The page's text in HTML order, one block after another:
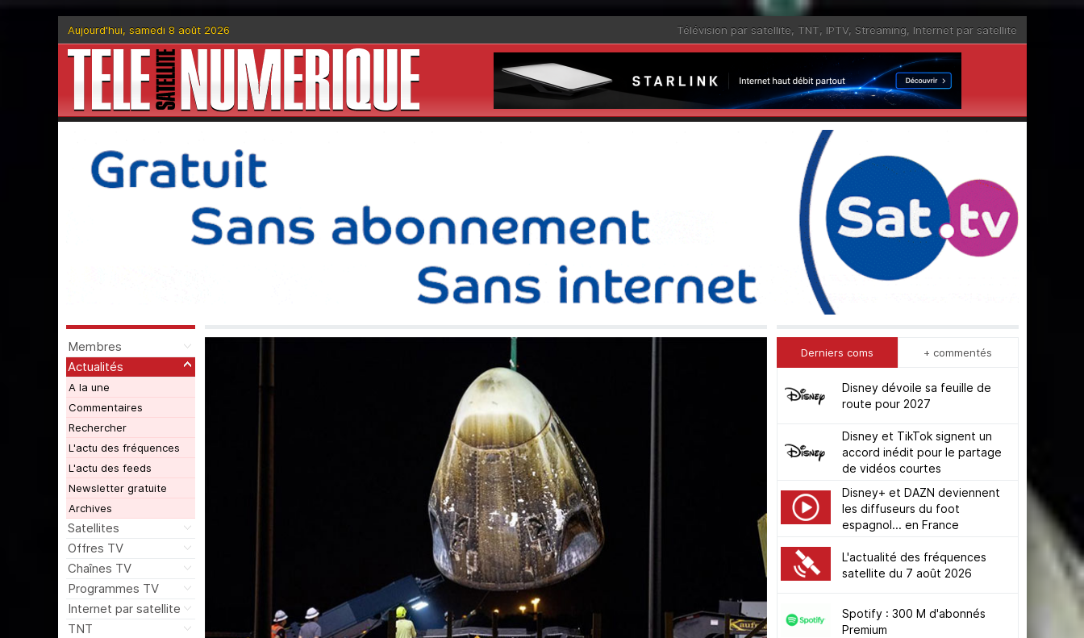
Aujourd'hui, samedi 8 août 2026 Télévision par satellite, TNT, IPTV, Streaming, Internet par satellite
Membres
Actualités
A la une
Commentaires
Rechercher
L'actu des fréquences
L'actu des feeds
Newsletter gratuite
Archives
Satellites
Offres TV
Chaînes TV
Programmes TV
Internet par satellite
TNT
Derniers coms + commentés
Disney dévoile sa feuille de
route pour 2027
Disney et TikTok signent un
accord inédit pour le partage
de vidéos courtes
Disney+ et DAZN deviennent
les diffuseurs du foot
espagnol... en France
L'actualité des fréquences
satellite du 7 août 2026
Spotify : 300 M d'abonnés
Premium